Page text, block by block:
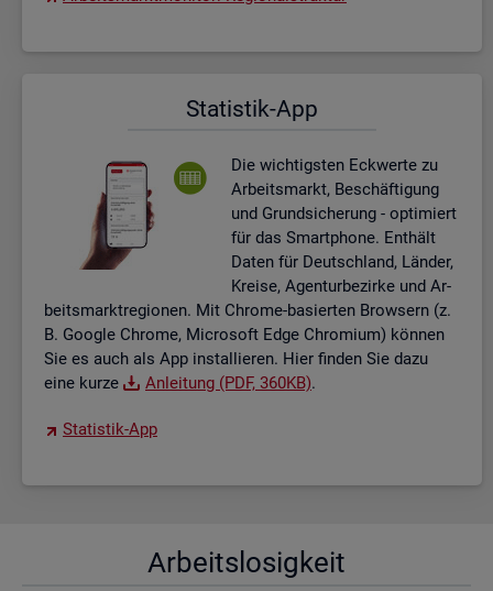
Sta­tis­tik-App
Die wich­tigs­ten Eck­wer­te zu
Ar­beits­markt, Be­schäf­ti­gung
und Grund­si­che­rung - op­ti­miert
für das Smart­pho­ne. Ent­hält
Daten für Deutsch­land, Län­der,
Krei­se, Agen­tur­be­zir­ke und Ar­
beits­markt­re­gio­nen. Mit Chro­me-ba­sier­ten Brow­sern (z.
B. Goog­le Chro­me, Mi­cro­soft Edge Chro­mi­um) kön­nen
Sie es auch als App in­stal­lie­ren. Hier fin­den Sie dazu
eine kurze
An­lei­tung (PDF, 360KB).
Sta­tis­tik-App
Ar­beits­lo­sig­keit